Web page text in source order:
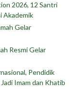
2026, 12 Santri
Akademik
Gelar
Resmi Gelar
Pendidik
Imam dan Khatib